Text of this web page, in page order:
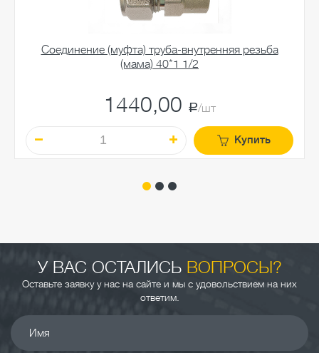
Соединение (муфта) труба-внутренняя резьба
(мама) 40*1 1/2
1440,00 a/шт
Купить
У ВАС ОСТАЛИСЬ ВОПРОСЫ?
Оставьте заявку у нас на сайте и мы с удовольствием на них
ответим.
Имя